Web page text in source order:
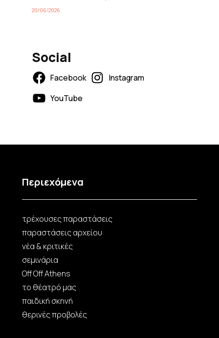
20/06/2026
Social
Facebook
Instagram
YouTube
Περιεχόμενα
τρέχουσες παραστάσεις
παραστάσεις αρχείου
νέα & κριτικές
σεμινάρια
Off Off Athens
το θέατρό μας
παιδική σκηνή
θερινές προβολές